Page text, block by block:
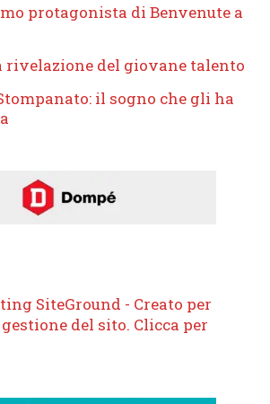
protagonista di Benvenute a
rivelazione del giovane talento
il sogno che gli ha